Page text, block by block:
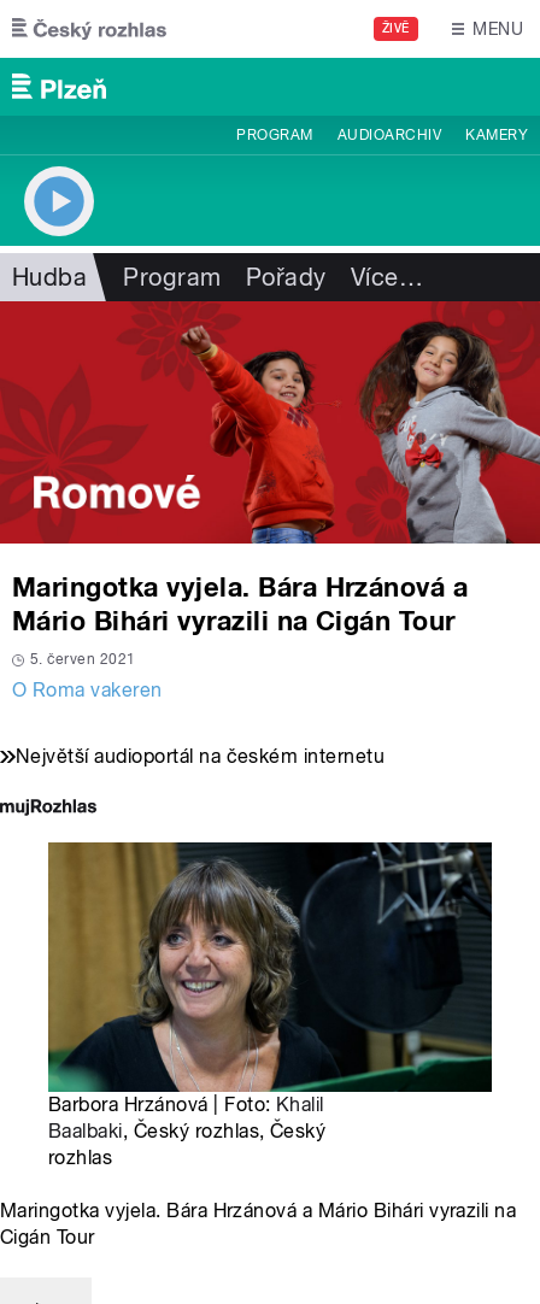
Přejít k hlavnímu obsahu
ŽIVĚ MENU
PROGRAM AUDIOARCHIV KAMERY
Hudba Program Pořady Více…
Maringotka vyjela. Bára Hrzánová a
Mário Bihári vyrazili na Cigán Tour
5. červen 2021
O Roma vakeren
Největší audioportál na českém internetu
Barbora Hrzánová | Foto: Khalil
Baalbaki, Český rozhlas, Český
rozhlas
Maringotka vyjela. Bára Hrzánová a Mário Bihári vyrazili na
Cigán Tour